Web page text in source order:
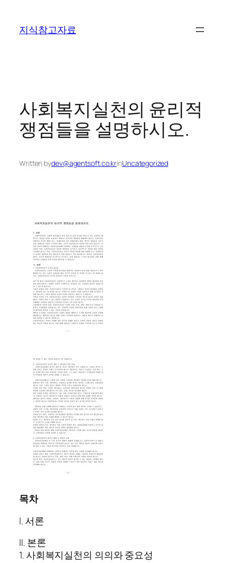
지식참고자료
사회복지실천의 윤리적
쟁점들을 설명하시오.
Written bydev@agentsoft.co.krinUncategorized
목차
I. 서론
II. 본론
1. 사회복지실천의 의의와 중요성